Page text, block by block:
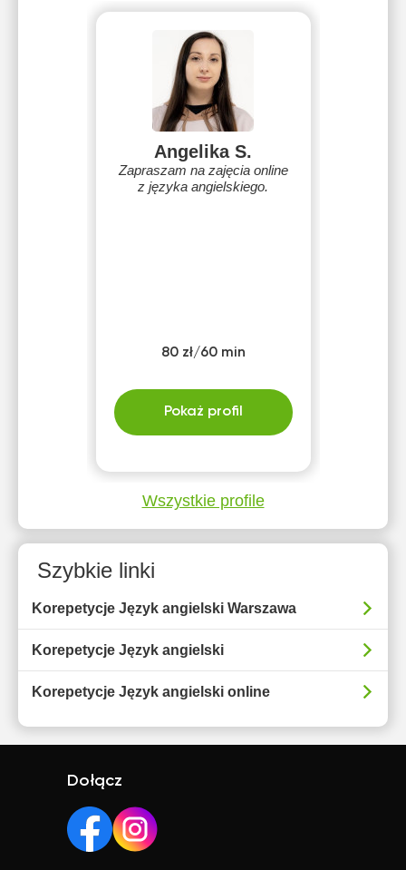
Angelika S.
Zapraszam na zajęcia online
z języka angielskiego.
80 zł/60 min
Pokaż profil
Wszystkie profile
Szybkie linki
Korepetycje Język angielski Warszawa
Korepetycje Język angielski
Korepetycje Język angielski online
Dołącz